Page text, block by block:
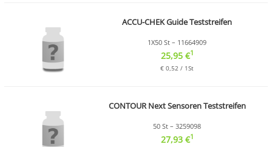
ACCU-CHEK Guide Teststreifen
1X50 St – 11664909
25,95 €1
€ 0,52 / 1St
CONTOUR Next Sensoren Teststreifen
50 St – 3259098
27,93 €1